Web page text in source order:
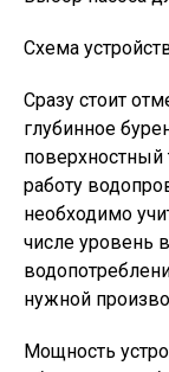
Схема
Сразу стоит
глубинное
поверхностный
работу
необходимо
числе уровень
нужной
Мощность